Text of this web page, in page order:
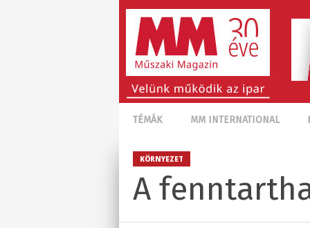
TÉMÁK MM INTERNATIONAL
KÖRNYEZET
A